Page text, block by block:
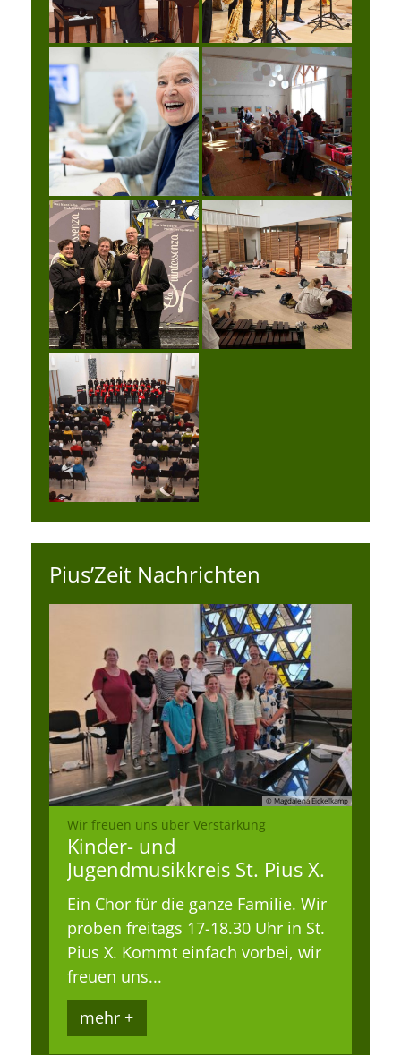
Pius’Zeit Nachrichten
© Magdalena Eickelkamp
Wir freuen uns über Verstärkung
Kinder- und
Jugendmusikkreis St. Pius X.
Ein Chor für die ganze Familie. Wir
proben freitags 17-18.30 Uhr in St.
Pius X. Kommt einfach vorbei, wir
freuen uns...
mehr +